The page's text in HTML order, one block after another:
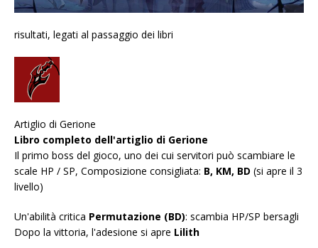
risultati, legati al passaggio dei libri
Artiglio di Gerione
Libro completo dell'artiglio di Gerione
Il primo boss del gioco, uno dei cui servitori può scambiare le
scale HP / SP, Composizione consigliata: B, KM, BD (si apre il 3
livello)
Un'abilità critica Permutazione (BD): scambia HP/SP bersagli
Dopo la vittoria, l'adesione si apre Lilith